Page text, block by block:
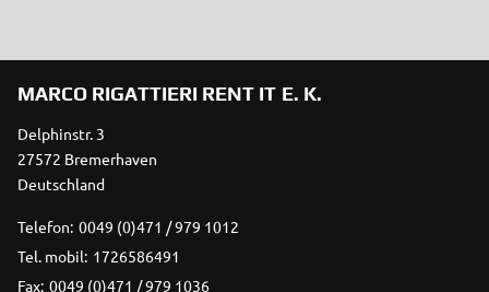
MARCO RIGATTIERI RENT IT E. K.
Delphinstr. 3
27572 Bremerhaven
Deutschland
Telefon: 0049 (0)471 / 979 1012
Tel. mobil: 1726586491
Fax: 0049 (0)471 / 979 1036